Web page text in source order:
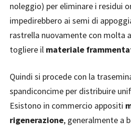
noleggio) per eliminare i residui
impedirebbero ai semi di
rastrella nuovamente con molta
togliere il materiale
Quindi si procede con la
spandiconcime per distribuire
Esistono in commercio appositi
rigenerazione, generalmente a